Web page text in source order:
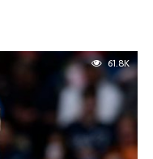
61.8K